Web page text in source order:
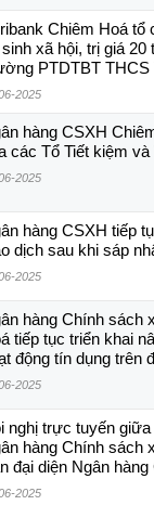
Chiêm Hoá tổ
xã hội, trị giá 20
PTDTBT THCS
2025
hàng CSXH
các Tổ Tiết kiệm và
2025
hàng CSXH tiếp
dịch sau khi sáp
2025
hàng Chính sách
tiếp tục triển khai
động tín dụng trên
2025
nghị trực tuyến
hàng Chính sách
đại diện Ngân
2025